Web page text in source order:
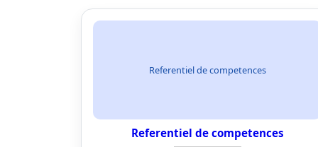
Referentiel de competences
Referentiel de competences